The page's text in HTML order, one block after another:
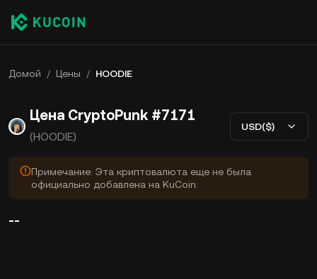
Домой / Цены / HOODIE
Цена CryptoPunk #7171
(HOODIE)
USD($)
Примечание: Эта криптовалюта еще не была
официально добавлена на KuCoin.
--